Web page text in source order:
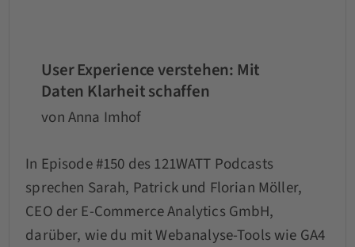
User Experience verstehen: Mit
Daten Klarheit schaffen
von Anna Imhof
In Episode #150 des 121WATT Podcasts
sprechen Sarah, Patrick und Florian Möller,
CEO der E-Commerce Analytics GmbH,
darüber, wie du mit Webanalyse-Tools wie GA4